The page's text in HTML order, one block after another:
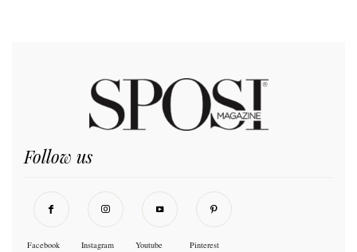
Follow us
Facebook Instagram Youtube Pinterest